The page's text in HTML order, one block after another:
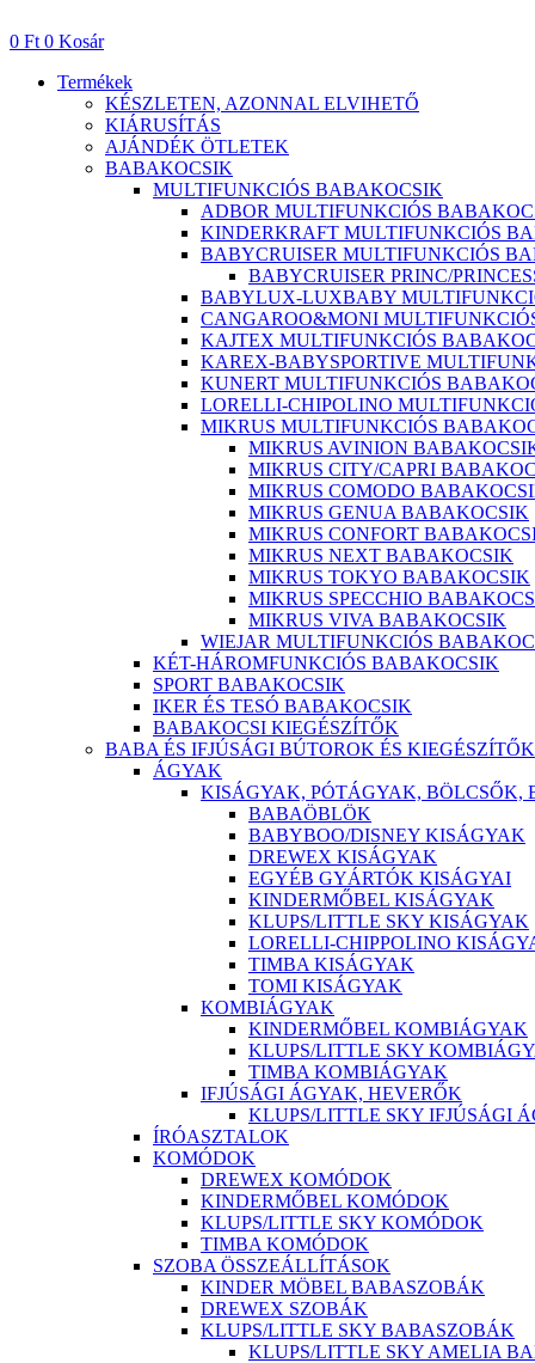
a
0 Ft 0 Kosár
Termékek
KÉSZLETEN, AZONNAL ELVIHETŐ
KIÁRUSÍTÁS
AJÁNDÉK ÖTLETEK
BABAKOCSIK
MULTIFUNKCIÓS BABAKOCSIK
ADBOR MULTIFUNKCIÓS
KINDERKRAFT MULTIFUNKCIÓS
BABYCRUISER MULTIFUNKCIÓS
BABYCRUISER PRINC/
BABYLUX-LUXBABY
CANGAROO&MONI
KAJTEX MULTIFUNKCIÓS
KAREX-BABYSPORTIVE
KUNERT MULTIFUNKCIÓS
LORELLI-CHIPOLINO
MIKRUS MULTIFUNKCIÓS
MIKRUS AVINION
MIKRUS CITY/CAPRI
MIKRUS COMODO
MIKRUS GENUA BABAKOCSIK
MIKRUS CONFORT
MIKRUS NEXT BABAKOCSIK
MIKRUS TOKYO BABAKOCSIK
MIKRUS SPECCHIO
MIKRUS VIVA BABAKOCSIK
WIEJAR MULTIFUNKCIÓS
KÉT-HÁROMFUNKCIÓS BABAKOCSIK
SPORT BABAKOCSIK
IKER ÉS TESÓ BABAKOCSIK
BABAKOCSI KIEGÉSZÍTŐK
BABA ÉS IFJÚSÁGI BÚTOROK ÉS KIEGÉSZÍTŐK
ÁGYAK
KISÁGYAK, PÓTÁGYAK, BÖLCSŐK,
BABAÖBLÖK
BABYBOO/DISNEY KISÁGYAK
DREWEX KISÁGYAK
EGYÉB GYÁRTÓK KISÁGYAI
KINDERMŐBEL KISÁGYAK
KLUPS/LITTLE SKY KISÁGYAK
LORELLI-CHIPPOLINO
TIMBA KISÁGYAK
TOMI KISÁGYAK
KOMBIÁGYAK
KINDERMŐBEL KOMBIÁGYAK
KLUPS/LITTLE SKY
TIMBA KOMBIÁGYAK
IFJÚSÁGI ÁGYAK, HEVERŐK
KLUPS/LITTLE SKY IFJÚSÁGI
ÍRÓASZTALOK
KOMÓDOK
DREWEX KOMÓDOK
KINDERMŐBEL KOMÓDOK
KLUPS/LITTLE SKY KOMÓDOK
TIMBA KOMÓDOK
SZOBA ÖSSZEÁLLÍTÁSOK
KINDER MÖBEL BABASZOBÁK
DREWEX SZOBÁK
KLUPS/LITTLE SKY BABASZOBÁK
KLUPS/LITTLE SKY AMELIA